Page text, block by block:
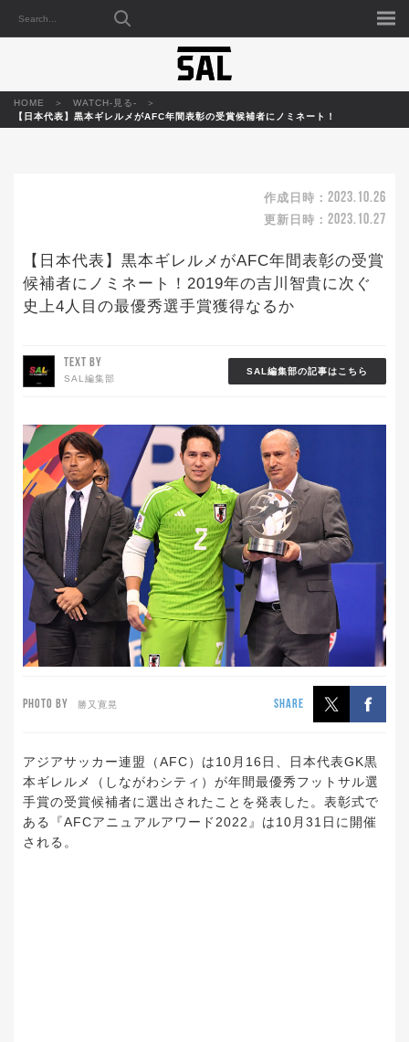
HOME
WATCH-見る-
【日本代表】黒本ギレルメがAFC年間表彰の受賞候補者にノミネート！
作成日時： 2023.10.26
更新日時： 2023.10.27
【日本代表】黒本ギレルメがAFC年間表彰の受賞
候補者にノミネート！2019年の吉川智貴に次ぐ
史上4人目の最優秀選手賞獲得なるか
TEXT BY
SAL編集部
SAL編集部の記事はこちら
PHOTO BY 勝又寛晃 SHARE
アジアサッカー連盟（AFC）は10月16日、日本代表GK黒
本ギレルメ（しながわシティ）が年間最優秀フットサル選
手賞の受賞候補者に選出されたことを発表した。表彰式で
ある『AFCアニュアルアワード2022』は10月31日に開催
される。